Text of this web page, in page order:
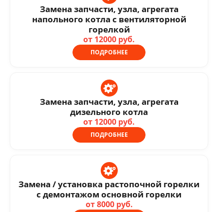
Замена запчасти, узла, агрегата
напольного котла с вентиляторной
горелкой
от 12000 руб.
ПОДРОБНЕЕ
Замена запчасти, узла, агрегата
дизельного котла
от 12000 руб.
ПОДРОБНЕЕ
Замена / установка растопочной горелки
с демонтажом основной горелки
от 8000 руб.